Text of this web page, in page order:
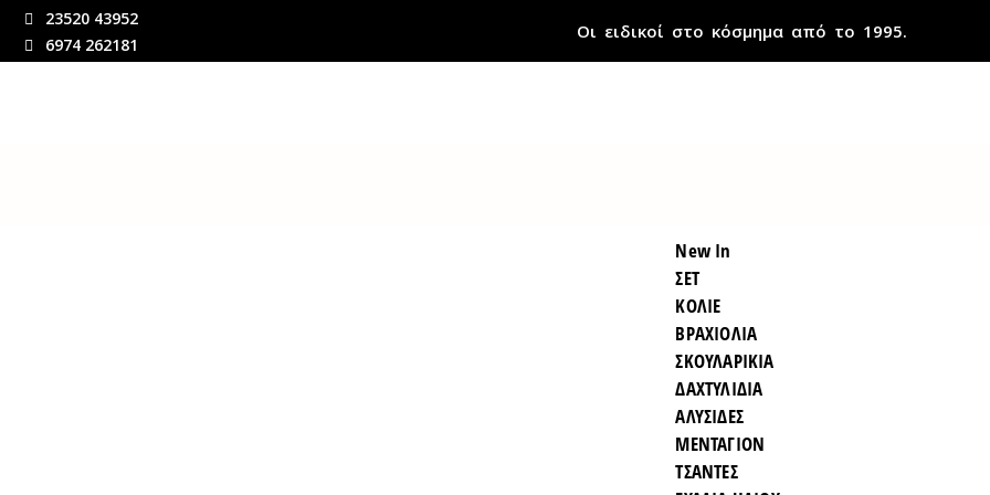
23520 43952
6974 262181
Οι ειδικοί στο κόσμημα από το 1995.
New In
ΣΕΤ
ΚΟΛΙΕ
ΒΡΑΧΙΟΛΙΑ
ΣΚΟΥΛΑΡΙΚΙΑ
ΔΑΧΤΥΛΙΔΙΑ
ΑΛΥΣΙΔΕΣ
ΜΕΝΤΑΓΙΟΝ
ΤΣΑΝΤΕΣ